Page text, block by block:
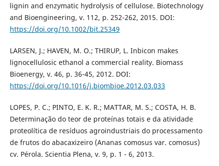
lignin and enzymatic hydrolysis of cellulose. Biotechnology
and Bioengineering, v. 112, p. 252-262, 2015. DOI:
https://doi.org/10.1002/bit.25349
LARSEN, J.; HAVEN, M. O.; THIRUP, L. Inbicon makes
lignocellulosic ethanol a commercial reality. Biomass
Bioenergy, v. 46, p. 36-45, 2012. DOI:
https://doi.org/10.1016/j.biombioe.2012.03.033
LOPES, P. C.; PINTO, E. K. R.; MATTAR, M. S.; COSTA, H. B.
Determinação do teor de proteínas totais e da atividade
proteolítica de resíduos agroindustriais do processamento
de frutos do abacaxizeiro (Ananas comosus var. comosus)
cv. Pérola. Scientia Plena, v. 9, p. 1 - 6, 2013.